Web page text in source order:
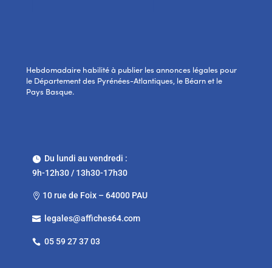
Hebdomadaire habilité à publier les annonces légales pour
le Département des Pyrénées-Atlantiques, le Béarn et le
Pays Basque.
Du lundi au vendredi :
9h-12h30 / 13h30-17h30
 10 rue de Foix – 64000 PAU
 legales@affiches64.com
 05 59 27 37 03